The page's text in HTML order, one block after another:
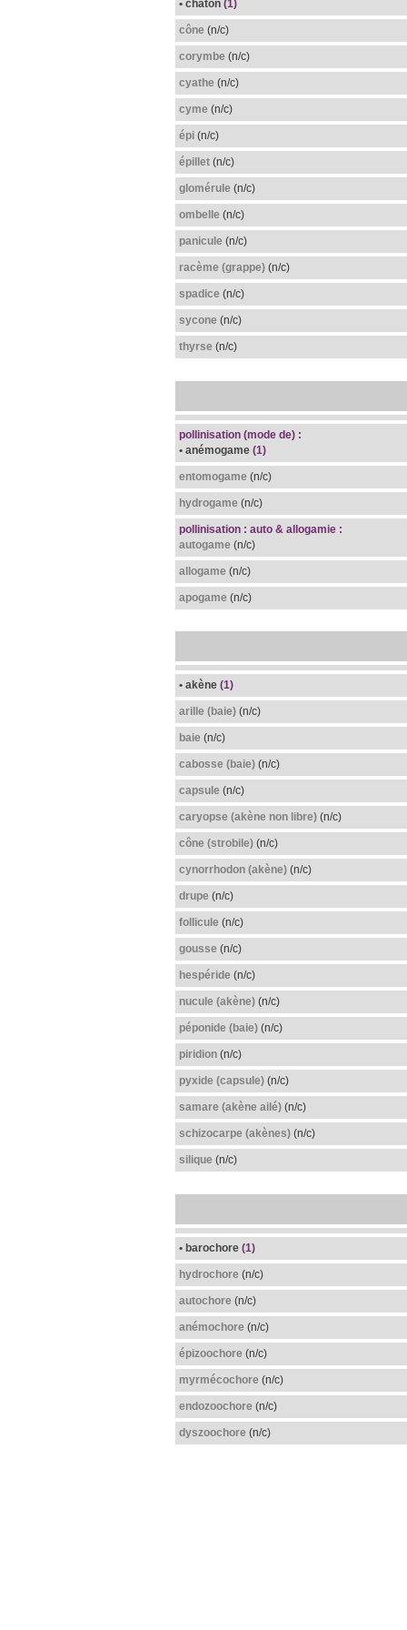
• chaton (1)
cône (n/c)
corymbe (n/c)
cyathe (n/c)
cyme (n/c)
épi (n/c)
épillet (n/c)
glomérule (n/c)
ombelle (n/c)
panicule (n/c)
racème (grappe) (n/c)
spadice (n/c)
sycone (n/c)
thyrse (n/c)
pollinisation (mode de) :
• anémogame (1)
entomogame (n/c)
hydrogame (n/c)
pollinisation : auto & allogamie :
autogame (n/c)
allogame (n/c)
apogame (n/c)
• akène (1)
arille (baie) (n/c)
baie (n/c)
cabosse (baie) (n/c)
capsule (n/c)
caryopse (akène non libre) (n/c)
cône (strobile) (n/c)
cynorrhodon (akène) (n/c)
drupe (n/c)
follicule (n/c)
gousse (n/c)
hespéride (n/c)
nucule (akène) (n/c)
péponide (baie) (n/c)
piridion (n/c)
pyxide (capsule) (n/c)
samare (akène ailé) (n/c)
schizocarpe (akènes) (n/c)
silique (n/c)
• barochore (1)
hydrochore (n/c)
autochore (n/c)
anémochore (n/c)
épizoochore (n/c)
myrmécochore (n/c)
endozoochore (n/c)
dyszoochore (n/c)